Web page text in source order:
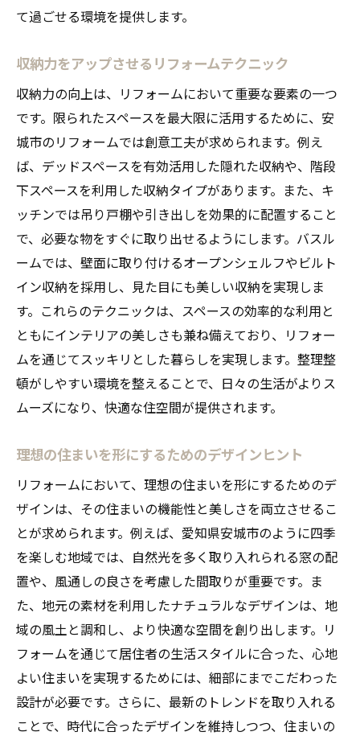
て過ごせる環境を提供します。
収納力をアップさせるリフォームテクニック
収納力の向上は、リフォームにおいて重要な要素の一つ
です。限られたスペースを最大限に活用するために、安
城市のリフォームでは創意工夫が求められます。例え
ば、デッドスペースを有効活用した隠れた収納や、階段
下スペースを利用した収納タイプがあります。また、キ
ッチンでは吊り戸棚や引き出しを効果的に配置すること
で、必要な物をすぐに取り出せるようにします。バスル
ームでは、壁面に取り付けるオープンシェルフやビルト
イン収納を採用し、見た目にも美しい収納を実現しま
す。これらのテクニックは、スペースの効率的な利用と
ともにインテリアの美しさも兼ね備えており、リフォー
ムを通じてスッキリとした暮らしを実現します。整理整
頓がしやすい環境を整えることで、日々の生活がよりス
ムーズになり、快適な住空間が提供されます。
理想の住まいを形にするためのデザインヒント
リフォームにおいて、理想の住まいを形にするためのデ
ザインは、その住まいの機能性と美しさを両立させるこ
とが求められます。例えば、愛知県安城市のように四季
を楽しむ地域では、自然光を多く取り入れられる窓の配
置や、風通しの良さを考慮した間取りが重要です。ま
た、地元の素材を利用したナチュラルなデザインは、地
域の風土と調和し、より快適な空間を創り出します。リ
フォームを通じて居住者の生活スタイルに合った、心地
よい住まいを実現するためには、細部にまでこだわった
設計が必要です。さらに、最新のトレンドを取り入れる
ことで、時代に合ったデザインを維持しつつ、住まいの